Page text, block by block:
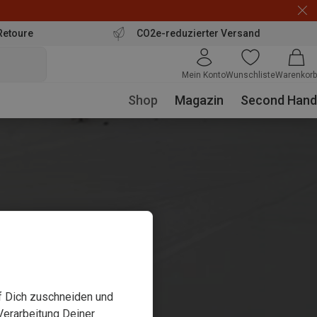
CO2e-reduzierter Versand
Mein KontoWunschlisteWarenkorb
Shop Magazin Second Hand
zuschneiden und
Deiner